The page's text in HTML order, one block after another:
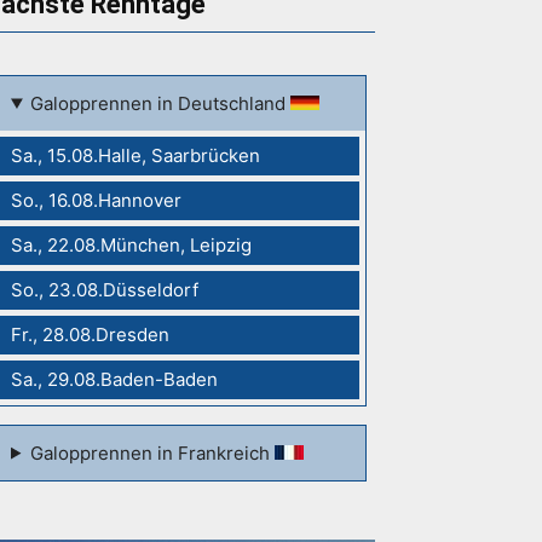
Galopprennen in Deutschland
Sa., 15.08.Halle, Saarbrücken
So., 16.08.Hannover
Sa., 22.08.München, Leipzig
So., 23.08.Düsseldorf
Fr., 28.08.Dresden
Sa., 29.08.Baden-Baden
Galopprennen in Frankreich